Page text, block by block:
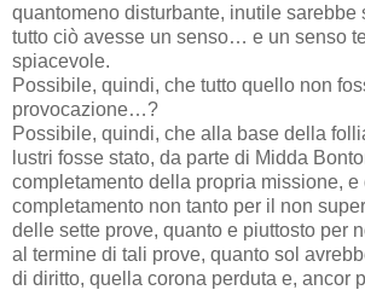
quantomeno disturbante, inutile sarebbe
tutto ciò avesse un senso… e un senso
spiacevole.
Possibile, quindi, che tutto quello non
provocazione…?
Possibile, quindi, che alla base della
lustri fosse stato, da parte di Midda
completamento della propria missione, e
completamento non tanto per il non
delle sette prove, quanto e piuttosto per
al termine di tali prove, quanto sol
di diritto, quella corona perduta e, ancor